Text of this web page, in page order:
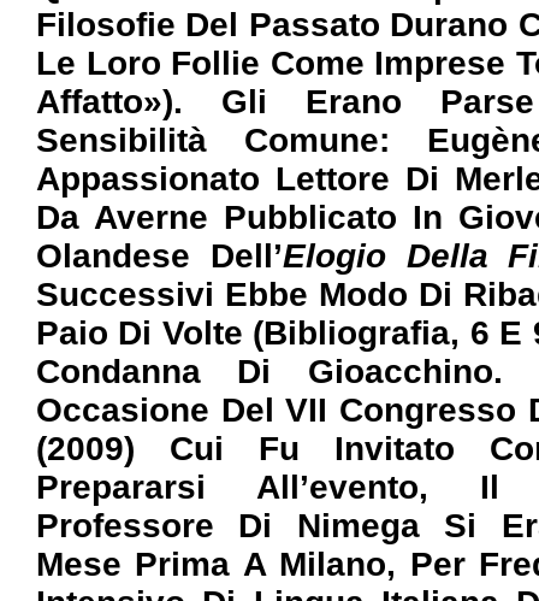
Filosofie Del Passato Durano
Le Loro Follie Come Imprese
Affatto»). Gli Erano
Sensibilità Comune:
Appassionato Lettore Di
Da Averne Pubblicato In
Olandese Dell’Elogio Della
Successivi Ebbe Modo Di
Paio Di Volte (Bibliografia, 6 E
Condanna Di
Occasione Del VII Congresso
(2009) Cui Fu Invitato
Prepararsi All’evento, Il
Professore Di Nimega Si
Mese Prima A Milano, Per